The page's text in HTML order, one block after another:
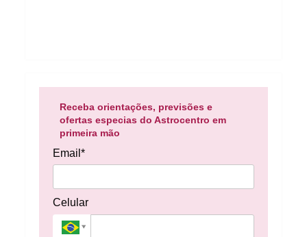
Receba orientações, previsões e
ofertas especias do Astrocentro em
primeira mão
Email*
Celular